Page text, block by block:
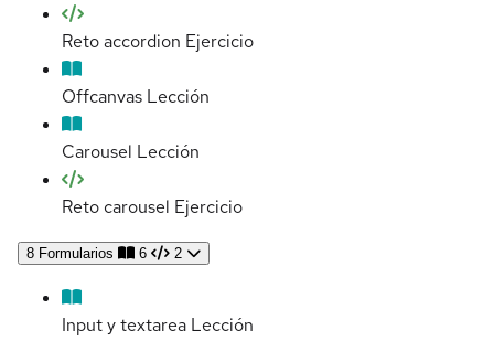
Reto accordion Ejercicio
Offcanvas Lección
Carousel Lección
Reto carousel Ejercicio
8 Formularios 6 2
Input y textarea Lección